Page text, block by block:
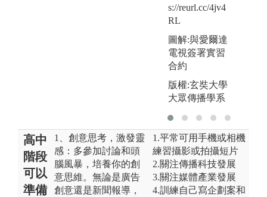
s://reurl.cc/4jv4
RL
圖解:與愛爾達
電視簽署實習
合約
版權:玄奘大學
大眾傳播學系
高中
階段
可以
準備
1、創意思考，激發靈
感：多參加討論和頭
腦風暴，培養你的創
意思維。無論是廣告
創意還是新聞報導，
1.平常可用手機或相機
練習攝影或拍攝短片
2.關注傳播科技發展
3.關注媒體產業發展
4.訓練自己寫企劃案和